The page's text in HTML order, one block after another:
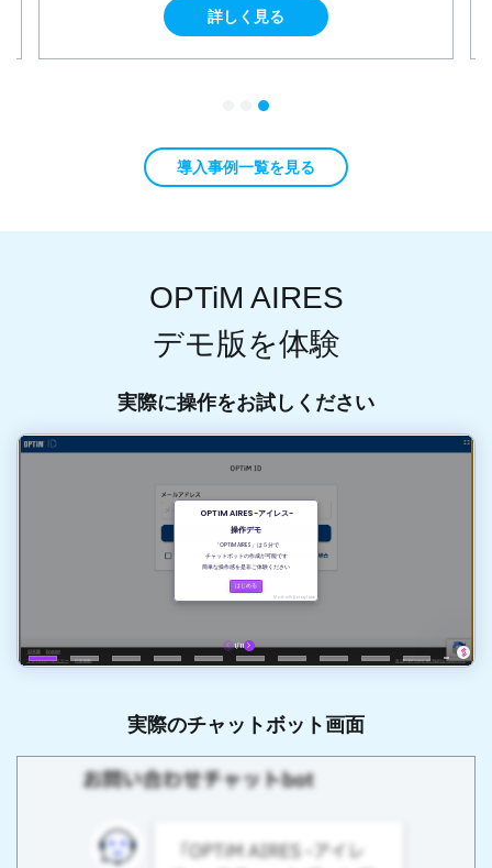
詳しく見る
導入事例一覧を見る
OPTiM AIRES
デモ版を体験
実際に操作をお試しください
実際のチャットボット画面